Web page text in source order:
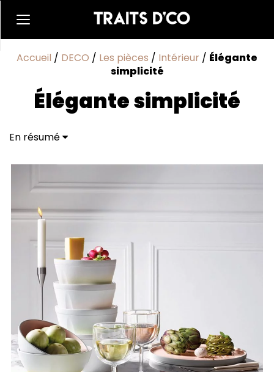
Accueil / DECO / Les pièces / Intérieur / Élégante
simplicité
Élégante simplicité
En résumé